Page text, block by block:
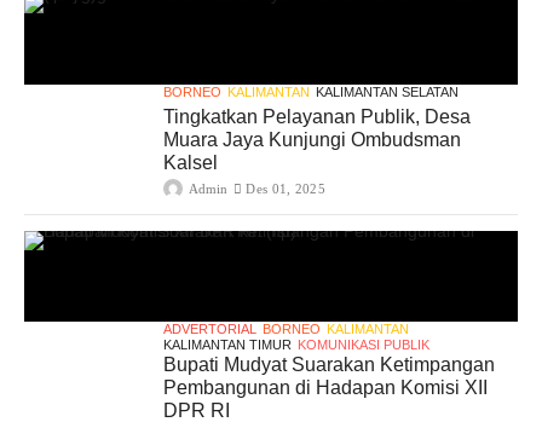
BORNEO KALIMANTAN KALIMANTAN SELATAN
Tingkatkan Pelayanan Publik, Desa
Muara Jaya Kunjungi Ombudsman
Kalsel
Admin Des 01, 2025
ADVERTORIAL BORNEO KALIMANTAN
KALIMANTAN TIMUR KOMUNIKASI PUBLIK
Bupati Mudyat Suarakan Ketimpangan
Pembangunan di Hadapan Komisi XII
DPR RI